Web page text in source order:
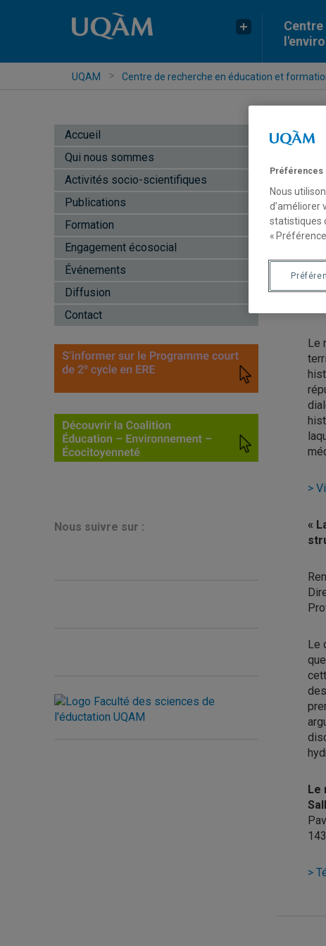
UQAM Centre de recherche en éducation et formation
Accueil
Qui nous sommes
Activités socio-scientifiques
Publications
Formation
Engagement écosocial
Événements
Diffusion
Contact
Nous suivre sur :
Le
>
«
Le
Le
>
Préférences
Nous
d’améliorer
statistiques
«